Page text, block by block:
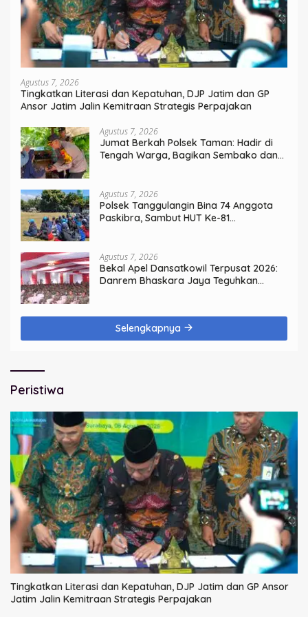
Agustus 7, 2026
Tingkatkan Literasi dan Kepatuhan, DJP Jatim dan GP
Ansor Jatim Jalin Kemitraan Strategis Perpajakan
Agustus 7, 2026
Jumat Berkah Polsek Taman: Hadir di
Tengah Warga, Bagikan Sembako dan
Agustus 7, 2026
Polsek Tanggulangin Bina 74 Anggota
Paskibra, Sambut HUT Ke-81
Agustus 7, 2026
Bekal Apel Dansatkowil Terpusat 2026:
Danrem Bhaskara Jaya Teguhkan
Selengkapnya
Peristiwa
Tingkatkan Literasi dan Kepatuhan, DJP Jatim dan GP Ansor
Jatim Jalin Kemitraan Strategis Perpajakan